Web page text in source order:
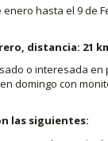
enero hasta el 9 de
distancia: 21
o interesada
domingo con
las siguientes: